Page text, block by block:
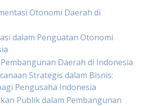
Otonomi Daerah di
dalam Penguatan Otonomi
Daerah di Indonesia
Strategis dalam Bisnis:
Pengusaha Indonesia
Publik dalam Pembangunan